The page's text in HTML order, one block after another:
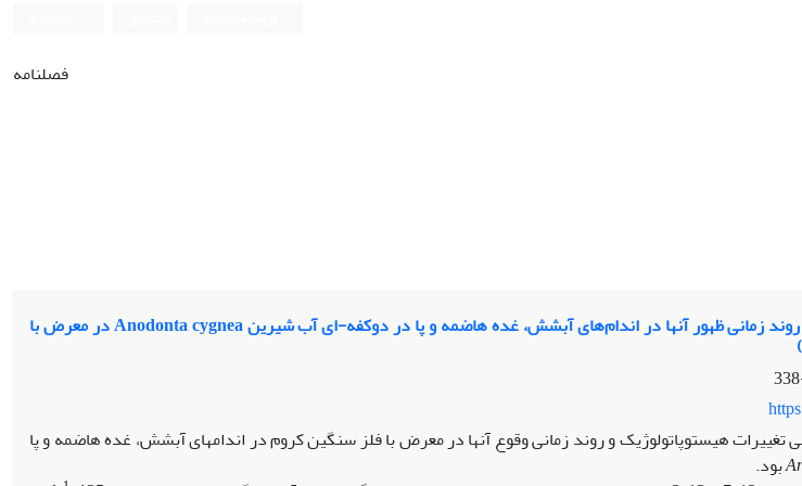
فصلنامه
مطالعه بیومارکرهای هیستوپاتولوژیکی و روند زمانی ظهور آن‏ها در اندام‌های آبشش، غده هاضمه و پا در دوکفه-ای آب شیرین Anodonta cygnea در معرض با
هیستوپاتولوژیک و روند زمانی وقوع آن‏ها در معرض با فلز سنگین کروم در اندامهای آبشش، غده هاضمه و پا
بود.